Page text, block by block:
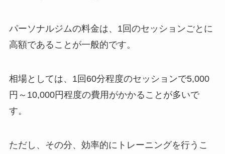
パーソナルジムの料金は、1回のセッションごとに
高額であることが一般的です。
相場としては、1回60分程度のセッションで5,000
円～10,000円程度の費用がかかることが多いで
す。
ただし、その分、効率的にトレーニングを行うこ